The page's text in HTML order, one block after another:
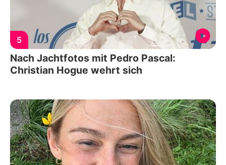
5
Nach Jachtfotos mit Pedro Pascal:
Christian Hogue wehrt sich